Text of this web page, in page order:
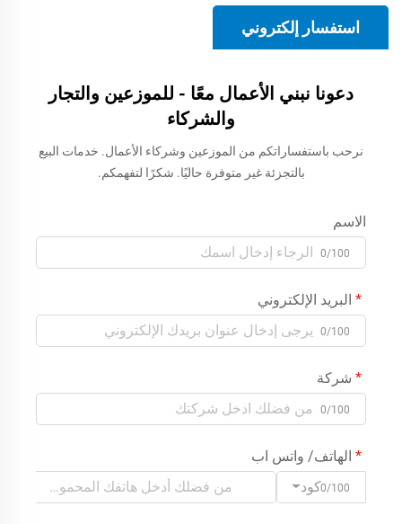
استفسار إلكتروني
دعونا نبني الأعمال معًا - للموزعين والتجار
والشركاء
نرحب باستفساراتكم من الموزعين وشركاء الأعمال. خدمات البيع
بالتجزئة غير متوفرة حاليًا. شكرًا لتفهمكم.
الاسم
0/100
البريد الإلكتروني
0/100
شركة
0/100
الهاتف/ واتس اب
كود0/100